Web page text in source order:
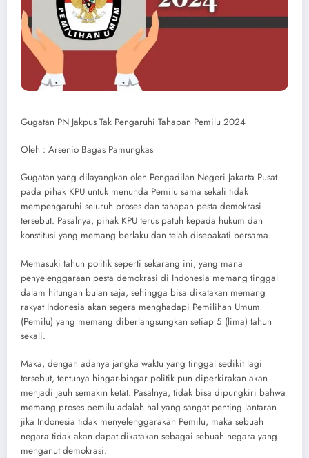
Gugatan PN Jakpus Tak Pengaruhi Tahapan Pemilu 2024
Oleh : Arsenio Bagas Pamungkas
Gugatan yang dilayangkan oleh Pengadilan Negeri Jakarta Pusat
pada pihak KPU untuk menunda Pemilu sama sekali tidak
mempengaruhi seluruh proses dan tahapan pesta demokrasi
tersebut. Pasalnya, pihak KPU terus patuh kepada hukum dan
konstitusi yang memang berlaku dan telah disepakati bersama.
Memasuki tahun politik seperti sekarang ini, yang mana
penyelenggaraan pesta demokrasi di Indonesia memang tinggal
dalam hitungan bulan saja, sehingga bisa dikatakan memang
rakyat Indonesia akan segera menghadapi Pemilihan Umum
(Pemilu) yang memang diberlangsungkan setiap 5 (lima) tahun
sekali.
Maka, dengan adanya jangka waktu yang tinggal sedikit lagi
tersebut, tentunya hingar-bingar politik pun diperkirakan akan
menjadi jauh semakin ketat. Pasalnya, tidak bisa dipungkiri bahwa
memang proses pemilu adalah hal yang sangat penting lantaran
jika Indonesia tidak menyelenggarakan Pemilu, maka sebuah
negara tidak akan dapat dikatakan sebagai sebuah negara yang
menganut demokrasi.